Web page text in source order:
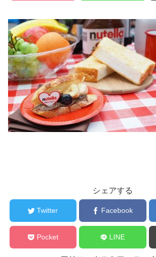
シェアする
Twitter Facebook
Pocket LINE